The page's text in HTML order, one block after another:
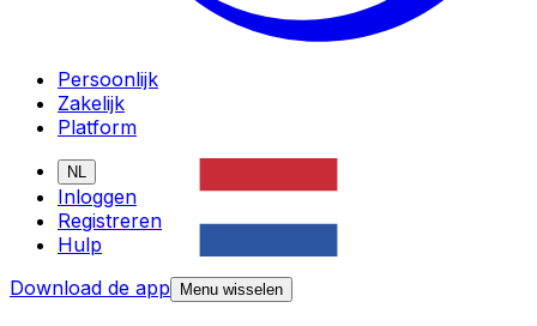
Persoonlijk
Zakelijk
Platform
NL
Inloggen
Registreren
Hulp
Download de app
Menu wisselen